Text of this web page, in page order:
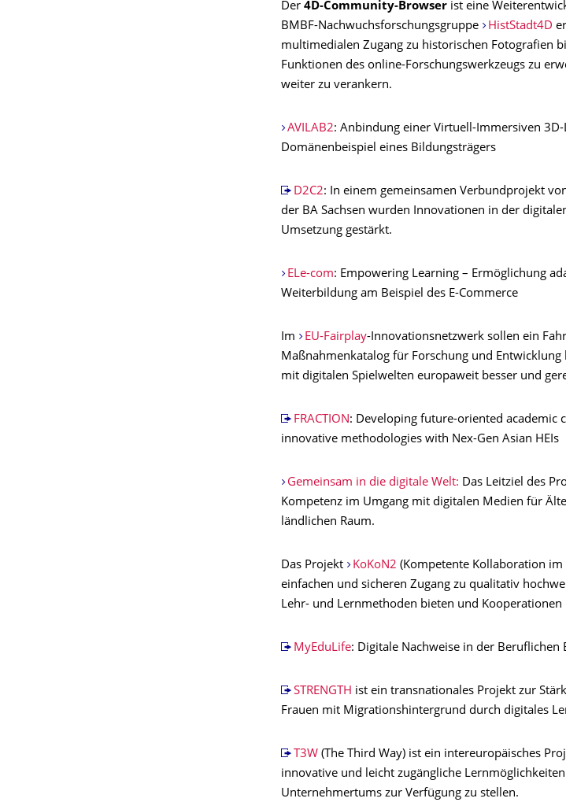
Der 4D-Community-Browser ist eine
BMBF-Nachwuchsforschungsgruppe
HistStadt4D
multimedialen Zugang zu historischen Fotografien
Funktionen des online-Forschungswerkzeugs zu
weiter zu verankern.
AVILAB2: Anbindung einer Virtuell-Immersiven
Domänenbeispiel eines Bildungsträgers
D2C2: In einem gemeinsamen Verbundprojekt
der BA Sachsen wurden Innovationen in der
Umsetzung gestärkt.
ELe-com: Empowering Learning – Ermöglichung
Weiterbildung am Beispiel des E-Commerce
Im EU-Fairplay-Innovationsnetzwerk sollen ein
Maßnahmenkatalog für Forschung und
mit digitalen Spielwelten europaweit besser und
FRACTION: Developing future-oriented academic
innovative methodologies with Nex-Gen Asian HEIs
Gemeinsam in die digitale Welt: Das Leitziel des
Kompetenz im Umgang mit digitalen Medien für
ländlichen Raum.
Das Projekt KoKoN2 (Kompetente Kollaboration
einfachen und sicheren Zugang zu qualitativ
Lehr- und Lernmethoden bieten und
MyEduLife: Digitale Nachweise in der Beruflichen
STRENGTH ist ein transnationales Projekt zur
Frauen mit Migrationshintergrund durch digitales
T3W (The Third Way) ist ein intereuropäisches
innovative und leicht zugängliche
Unternehmertums zur Verfügung zu stellen.